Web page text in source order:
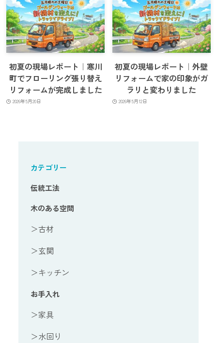
初夏の現場レポート｜寒川
町でフローリング張り替え
リフォームが完成しました
2026年5月20日
初夏の現場レポート｜外壁
リフォームで家の印象がガ
ラリと変わりました
2026年5月12日
カテゴリー
伝統工法
木のある空間
＞古材
＞玄関
＞キッチン
お手入れ
＞家具
＞水回り